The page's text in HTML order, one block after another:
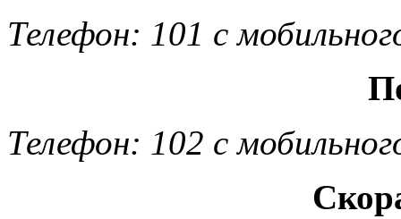
Телефон: 101 с
Телефон: 102 с